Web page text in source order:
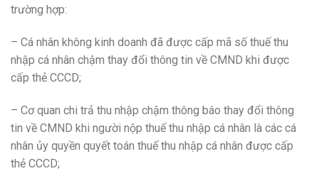
trường hợp:
– Cá nhân không kinh doanh đã được cấp mã số thuế thu
nhập cá nhân chậm thay đổi thông tin về CMND khi được
cấp thẻ CCCD;
– Cơ quan chi trả thu nhập chậm thông báo thay đổi thông
tin về CMND khi người nộp thuế thu nhập cá nhân là các cá
nhân ủy quyền quyết toán thuế thu nhập cá nhân được cấp
thẻ CCCD;